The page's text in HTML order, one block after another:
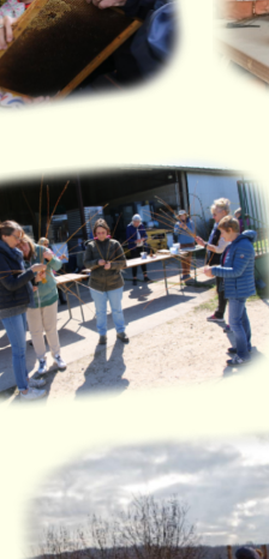
Animation osier
31 mars 2025
Récolte des
10 février